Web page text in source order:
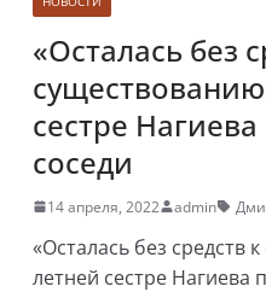
«Осталась без
сестре
соседи
14 апреля, 2022 admin
«Осталась без средств
летней сестре Нагиева